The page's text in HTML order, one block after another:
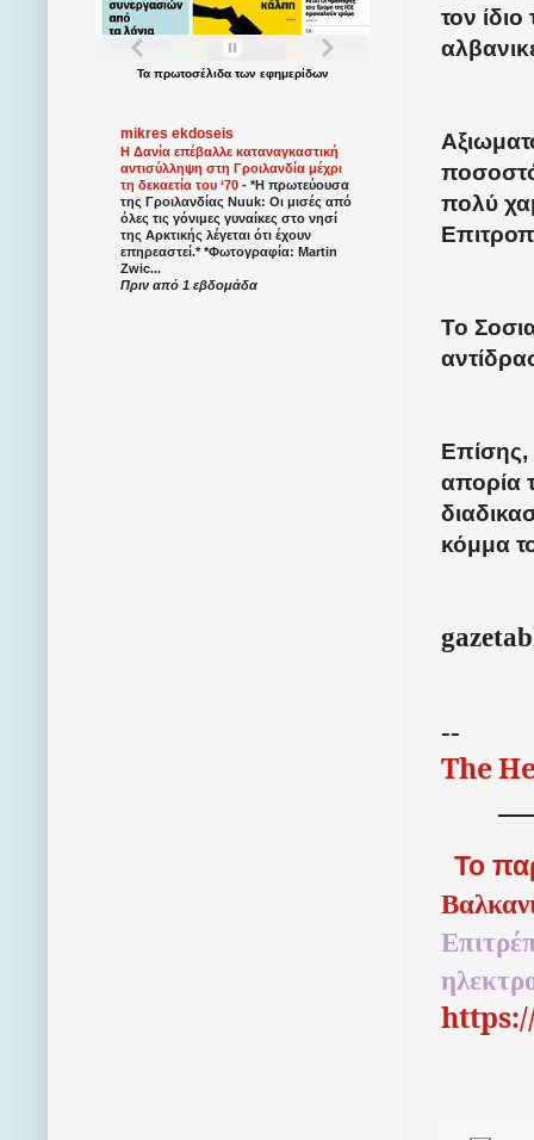
τον
πολύ
Το
Επίσης,
απορία
κόμμα
--
The
Το
Τα πρωτοσέλιδατων εφημερίδων
mikres ekdoseis
Η Δανία επέβαλλε καταναγκαστική
αντισύλληψη στη Γροιλανδία μέχρι
τη δεκαετία του ‘70 - *Η πρωτεύουσα
της Γροιλανδίας Nuuk: Οι μισές από
όλες τις γόνιμες γυναίκες στο νησί
της Αρκτικής λέγεται ότι έχουν
επηρεαστεί.* *Φωτογραφία: Martin
Zwic...
Πριν από 1 εβδομάδα